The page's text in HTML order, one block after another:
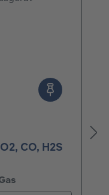
CO, H2S
auswählen